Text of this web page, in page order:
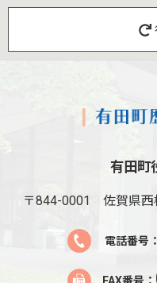
有田
〒844-0001 佐賀県西
電話番号：
FAX番号：